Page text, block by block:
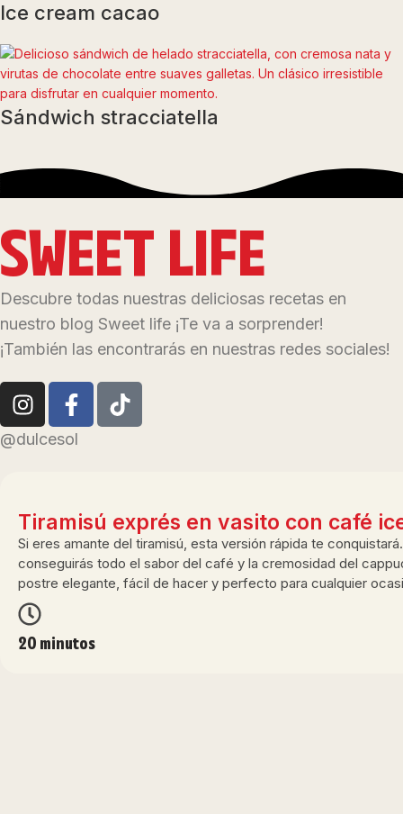
Ice cream cacao
Sándwich stracciatella
SWEET LIFE
Descubre todas nuestras deliciosas recetas en
nuestro blog Sweet life ¡Te va a sorprender!
¡También las encontrarás en nuestras redes sociales!
@dulcesol
Tiramisú exprés en vasito con café
Si eres amante del tiramisú, esta versión rápida te
conseguirás todo el sabor del café y la cremosidad del
postre elegante, fácil de hacer y perfecto para cualquier
20 minutos